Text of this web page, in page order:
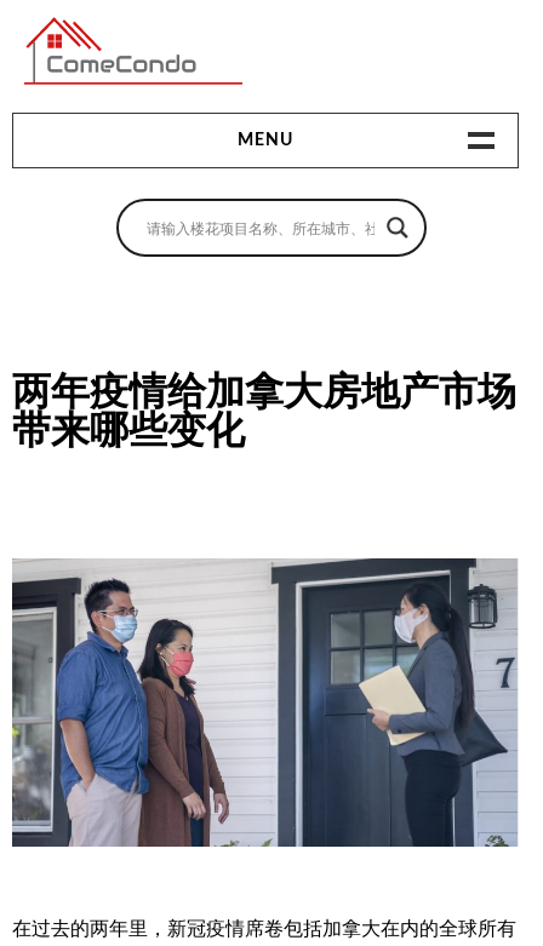
多伦多最新最全的楼花搜索引擎
MENU
地产相关
卖房指南
贷款指南
帮您卖房
楼花大全
大多伦多地区楼花开发商名录
楼花地图
楼花转让专区
两年疫情给加拿大房地产市场
带来哪些变化
在过去的两年里，新冠疫情席卷包括加拿大在内的全球所有